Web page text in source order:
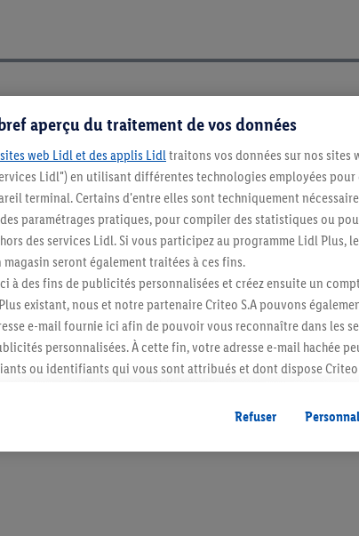
Restez au
Abonnez-vous à la newsletter
S'abonner
aperçu du traitement de vos données
web Lidl et des applis Lidl traitons vos données sur nos sites
Lidl") en utilisant différentes technologies employées pour
terminal. Certains d'entre elles sont techniquement
paramétrages pratiques, pour compiler des statistiques ou
des services Lidl. Si vous participez au programme Lidl Plus,
seront également traitées à ces fins.
à des fins de publicités personnalisées et créez ensuite un
existant, nous et notre partenaire Criteo S.A pouvons
e-mail fournie ici afin de pouvoir vous reconnaître dans les
personnalisées. À cette fin, votre adresse e-mail hachée
ou identifiants qui vous sont attribués et dont dispose Criteo
exemple en plaçant le produit dans un panier d’un webshop
affichées sur plusieurs apppareils et plusieurs services de Lidl si
vous être attribués en utilisant votre adresse e-mail hachée et,
Refuser